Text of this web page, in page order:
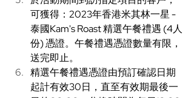
可獲得：2023年香港米其林一星 -
泰國Kam's Roast 精選午餐禮遇 (4人
份) 憑證。午餐禮遇憑證數量有限，
送完即止。
精選午餐禮遇憑證由預訂確認日期
起計有效30日，直至有效期最後一